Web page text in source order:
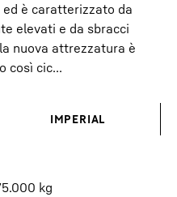
è caratterizzato da
elevati e da sbracci
nuova attrezzatura è
così cic...
IMPERIAL
kg